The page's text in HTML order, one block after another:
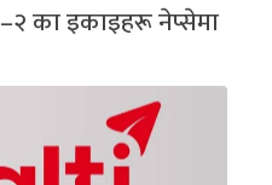
का इकाइहरू नेप्सेमा